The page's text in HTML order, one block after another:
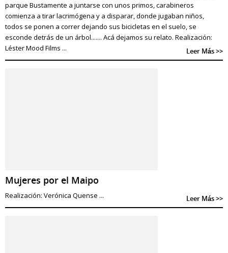
parque Bustamente a juntarse con unos primos, carabineros
comienza a tirar lacrimógena y a disparar, donde jugaban niños,
todos se ponen a correr dejando sus bicicletas en el suelo, se
esconde detrás de un árbol....... Acá dejamos su relato. Realización:
Léster Mood Films ...
Leer Más >>
Mujeres por el Maipo
Realización: Verónica Quense ... Leer Más >>